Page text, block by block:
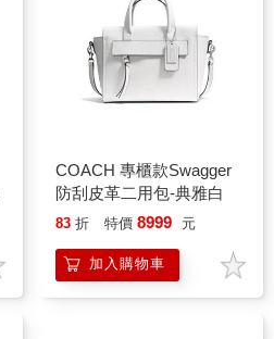
COACH 專櫃款Swagger
防刮皮革二用包-典雅白
83 折 特價 8999 元
加入購物車